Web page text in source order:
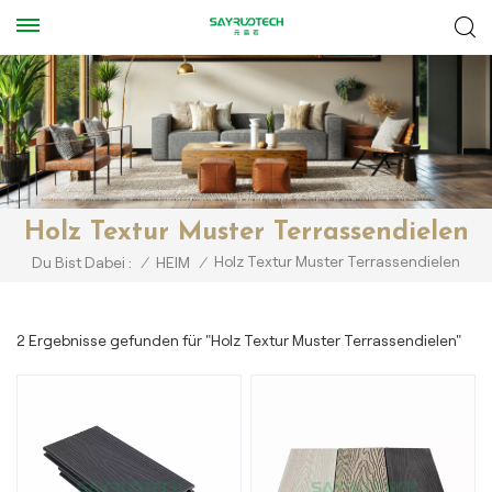
Holz Textur Muster Terrassendielen
Du Bist Dabei : / HEIM / Holz Textur Muster Terrassendielen
2 Ergebnisse gefunden für "Holz Textur Muster Terrassendielen"